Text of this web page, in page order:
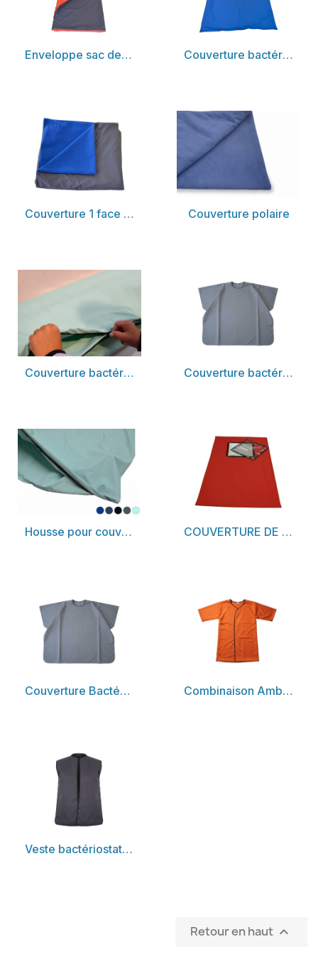
Découvrir Enveloppe sac de couchage pour transport en brancard Découvrir Couverture bactériostatique avec une face fluorescente
Découvrir Couverture 1 face polaire / 1 face polyuréthane Découvrir
Couverture polaire
Découvrir Couverture bactériostatique avec zip séchage rapide Découvrir Couverture bactériostatique en forme de cape pour patient assis en chaise portoir
Découvrir Housse pour couverture bactériostatique Découvrir COUVERTURE DE DÉSINCARCÉRATION
Découvrir Couverture Bactériostatique Spécial Fauteuil COVY 1 Découvrir Combinaison Ambulatoire Patient debout COVY 2
Découvrir Veste bactériostatique
Retour en haut 